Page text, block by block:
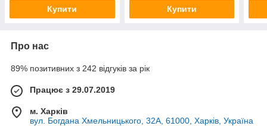
Купити Купити
Про нас
89% позитивних з 242 відгуків за рік
Працює з 29.07.2019
м. Харків
вул. Богдана Хмельницького, 32А, 61000, Харків, Україна